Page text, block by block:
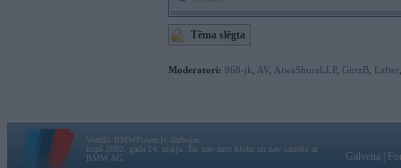
Tēma slēgta
Moderatori: 968-jk AV AiwaShuraLLP, GirtzB Lafter
Vortāls BMWPower.lv darbojas
kopš 2002. gada 14. maija. Tas nav auto klubs un nav saistīts ar
BMW AG.
Galvena